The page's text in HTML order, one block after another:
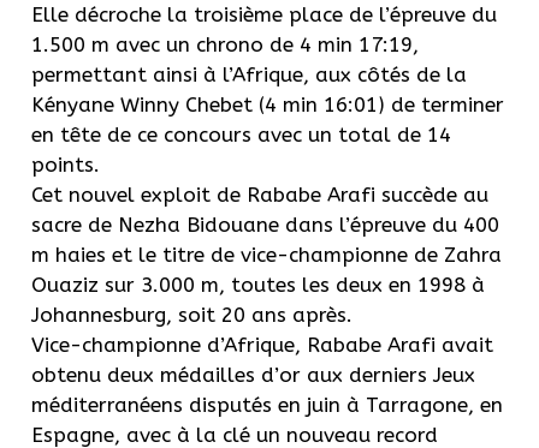
Elle décroche la troisième place de l’épreuve du
1.500 m avec un chrono de 4 min 17:19,
permettant ainsi à l’Afrique, aux côtés de la
Kényane Winny Chebet (4 min 16:01) de terminer
en tête de ce concours avec un total de 14
points.
Cet nouvel exploit de Rababe Arafi succède au
sacre de Nezha Bidouane dans l’épreuve du 400
m haies et le titre de vice-championne de Zahra
Ouaziz sur 3.000 m, toutes les deux en 1998 à
Johannesburg, soit 20 ans après.
Vice-championne d’Afrique, Rababe Arafi avait
obtenu deux médailles d’or aux derniers Jeux
méditerranéens disputés en juin à Tarragone, en
Espagne, avec à la clé un nouveau record